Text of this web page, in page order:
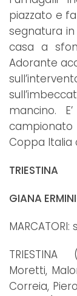
piazzato e
segnatura
casa a
Adorante
mancino.
Coppa Italia
GIANA
Moretti,
Correia,